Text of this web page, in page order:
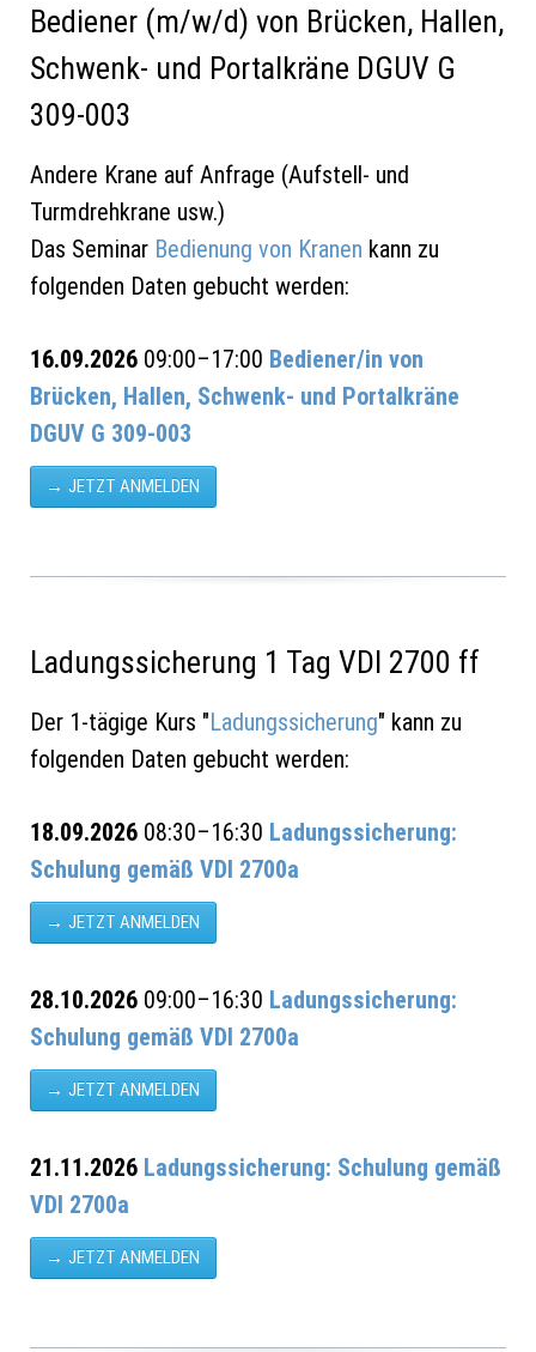
Bediener (m/w/d) von Brücken, Hallen,
Schwenk- und Portalkräne DGUV G
309-003
Andere Krane auf Anfrage (Aufstell- und
Turmdrehkrane usw.)
Das Seminar Bedienung von Kranen kann zu
folgenden Daten gebucht werden:
16.09.202609:00–17:00 Bediener/in von
Brücken, Hallen, Schwenk- und Portalkräne
DGUV G 309-003
JETZT ANMELDEN
Ladungssicherung 1 Tag VDI 2700 ff
Der 1-tägige Kurs "Ladungssicherung" kann zu
folgenden Daten gebucht werden:
18.09.202608:30–16:30 Ladungssicherung:
Schulung gemäß VDI 2700a
JETZT ANMELDEN
28.10.202609:00–16:30 Ladungssicherung:
Schulung gemäß VDI 2700a
JETZT ANMELDEN
21.11.2026 Ladungssicherung: Schulung gemäß
VDI 2700a
JETZT ANMELDEN